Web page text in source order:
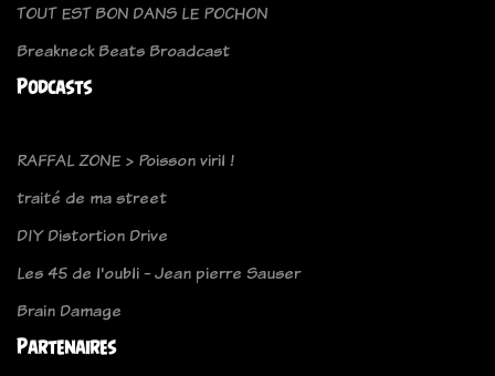
TOUT EST BON DANS LE POCHON
Breakneck Beats Broadcast
Podcasts
RAFFAL ZONE > Poisson viril !
traité de ma street
DIY Distortion Drive
Les 45 de l'oubli - Jean pierre Sauser
Brain Damage
Partenaires